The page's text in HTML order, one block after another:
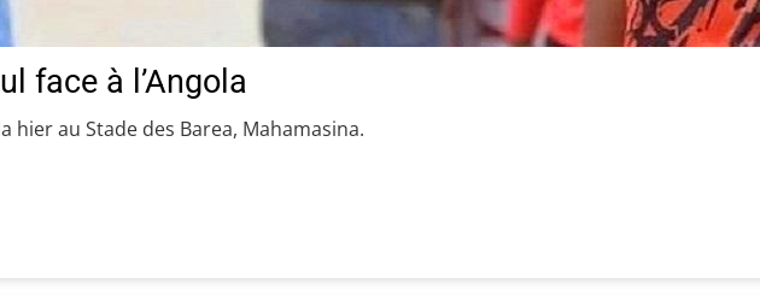
face à l’Angola
hier au Stade des Barea, Mahamasina.